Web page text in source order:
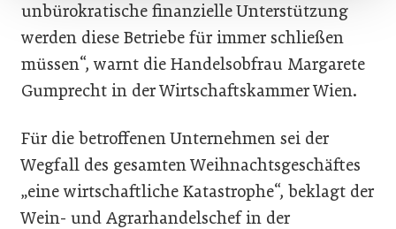
unbürokratische finanzielle Unterstützung
werden diese Betriebe für immer schließen
müssen“, warnt die Handelsobfrau Margarete
Gumprecht in der Wirtschaftskammer Wien.
Für die betroffenen Unternehmen sei der
Wegfall des gesamten Weihnachtsgeschäftes
„eine wirtschaftliche Katastrophe“, beklagt der
Wein- und Agrarhandelschef in der